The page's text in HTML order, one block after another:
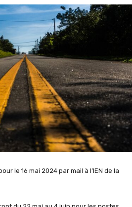
le 16 mai 2024 par mail à l’IEN de la